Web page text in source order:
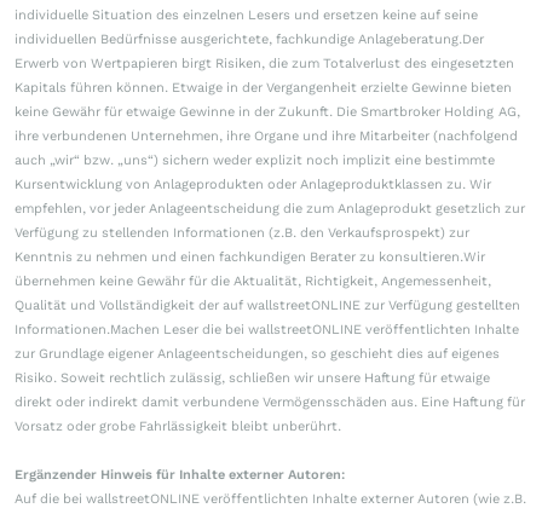
individuelle Situation des einzelnen Lesers und ersetzen keine auf seine
individuellen Bedürfnisse ausgerichtete, fachkundige Anlageberatung.Der
Erwerb von Wertpapieren birgt Risiken, die zum Totalverlust des eingesetzten
Kapitals führen können. Etwaige in der Vergangenheit erzielte Gewinne bieten
keine Gewähr für etwaige Gewinne in der Zukunft. Die Smartbroker Holding AG,
ihre verbundenen Unternehmen, ihre Organe und ihre Mitarbeiter (nachfolgend
auch „wir“ bzw. „uns“) sichern weder explizit noch implizit eine bestimmte
Kursentwicklung von Anlageprodukten oder Anlageproduktklassen zu. Wir
empfehlen, vor jeder Anlageentscheidung die zum Anlageprodukt gesetzlich zur
Verfügung zu stellenden Informationen (z.B. den Verkaufsprospekt) zur
Kenntnis zu nehmen und einen fachkundigen Berater zu konsultieren.Wir
übernehmen keine Gewähr für die Aktualität, Richtigkeit, Angemessenheit,
Qualität und Vollständigkeit der auf wallstreetONLINE zur Verfügung gestellten
Informationen.Machen Leser die bei wallstreetONLINE veröffentlichten Inhalte
zur Grundlage eigener Anlageentscheidungen, so geschieht dies auf eigenes
Risiko. Soweit rechtlich zulässig, schließen wir unsere Haftung für etwaige
direkt oder indirekt damit verbundene Vermögensschäden aus. Eine Haftung für
Vorsatz oder grobe Fahrlässigkeit bleibt unberührt.
Ergänzender Hinweis für Inhalte externer Autoren:
Auf die bei wallstreetONLINE veröffentlichten Inhalte externer Autoren (wie z.B.